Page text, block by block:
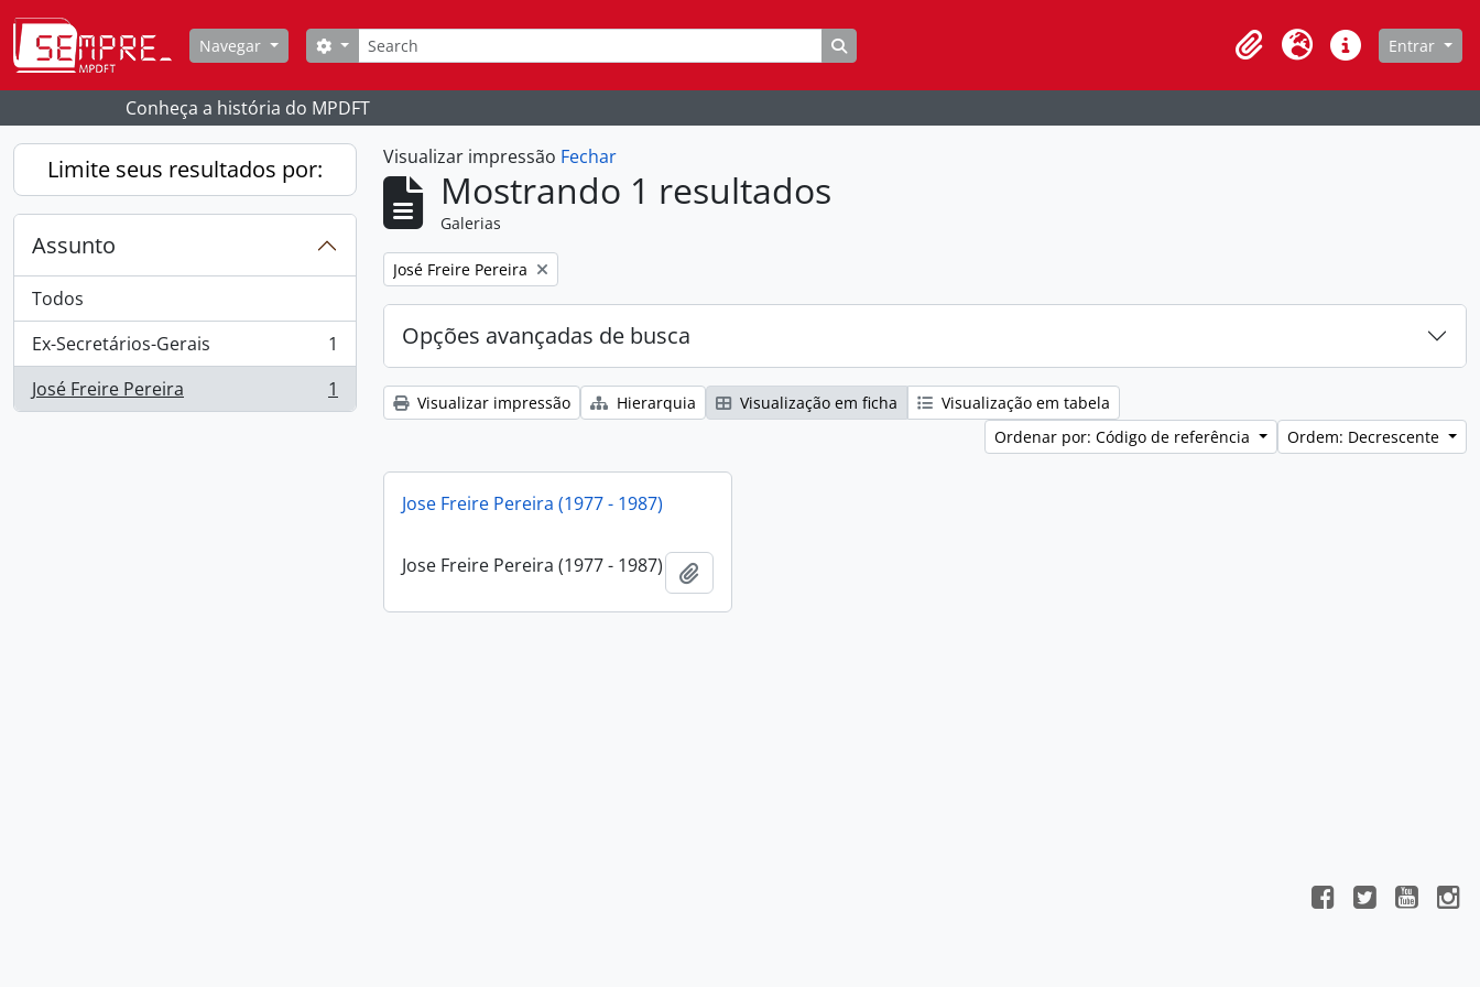
Skip to main content
Navegar
Buscar
Opções de busca
Clipboard
Idioma Atalhos Entrar
Conheça a história do MPDFT
Limite seus resultados por:
Assunto
Todos
Ex-Secretários-Gerais
, 1 resultados
1
José Freire Pereira
, 1 resultados 1
Visualizar impressão Fechar
Mostrando 1 resultados
Galerias
Remover filtro:
José Freire Pereira
Opções avançadas de busca
Visualizar impressão Hierarquia Visualização em ficha
Visualização em tabela
Ordenar por: Código de referência
Ordem: Decrescente
Jose Freire Pereira (1977 - 1987)
Jose Freire Pereira (1977 - 1987)